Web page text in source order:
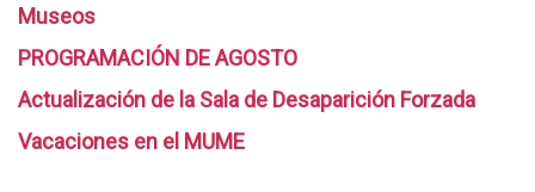
Museos
PROGRAMACIÓN DE AGOSTO
Actualización de la Sala de Desaparición Forzada
Vacaciones en el MUME